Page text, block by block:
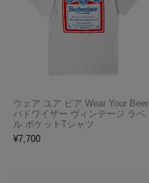
ウェア ユア ビア Wear Your Beer
バドワイザー ヴィンテージ ラベ
ル ポケットTシャツ
¥7,700